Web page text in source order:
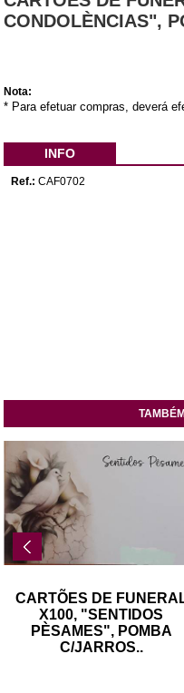
CONDOLÈNCIAS",
Nota:
* Para efetuar compras, deverá
INFO
Ref.: CAF0702
CARTÕES DE
X100, "SENTIDOS
PÈSAMES", POMBA
C/JARROS..